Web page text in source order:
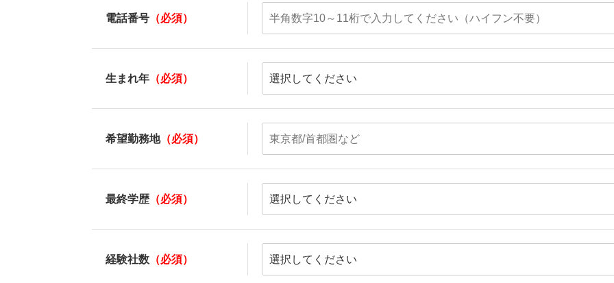
電話番号 （必須）
生まれ年 （必須）
希望勤務地（必須）
最終学歴 （必須）
経験社数 （必須）